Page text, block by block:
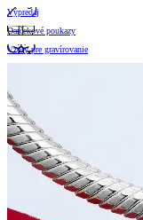
Výpredaj
Darčekové poukazy
Vzory pre gravírovanie